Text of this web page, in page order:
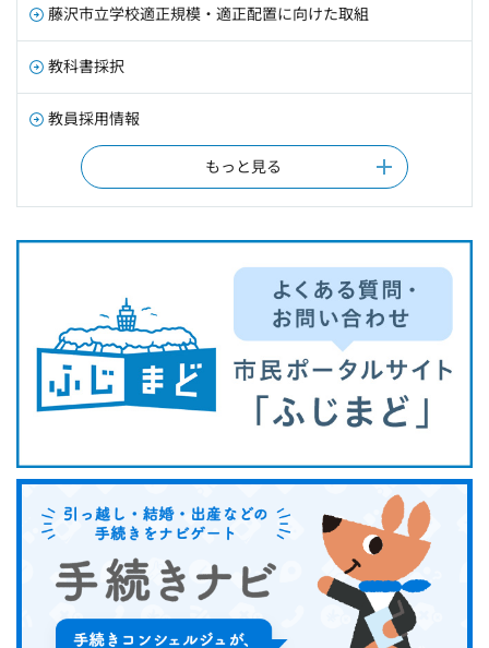
藤沢市立学校適正規模・適正配置に向けた取組
教科書採択
教員採用情報
もっと見る